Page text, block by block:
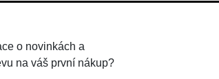
o novinkách a
na váš první nákup?